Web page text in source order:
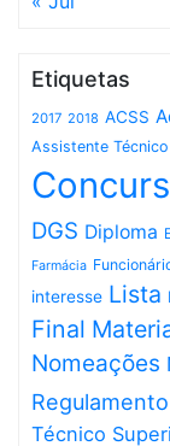
Etiquetas
2017 2018 ACSS
Assistente Técnico
DGS Diploma
Farmácia
interesse Lista
Final
Nomeações
Regulamento
Técnico